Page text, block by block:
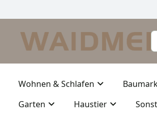
Wohnen & Schlafen
Garten
Haustier